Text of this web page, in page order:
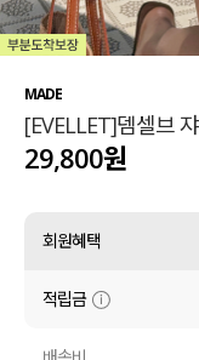
110사이즈
티셔츠
셔츠
원피스
니트
MADE
[EVELLET]뎀셀브
29,800원
회원혜택
적립금